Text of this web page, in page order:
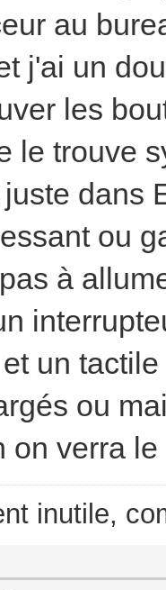
au
j'ai un
les
le trouve
dans
ou
à
un
ou
on verra
inutile,